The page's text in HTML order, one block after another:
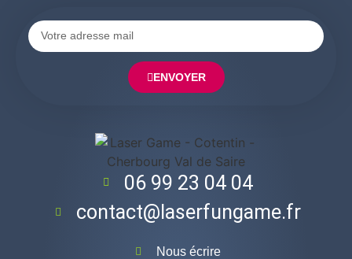
ENVOYER
06 99 23 04 04
contact@laserfungame.fr
Nous écrire